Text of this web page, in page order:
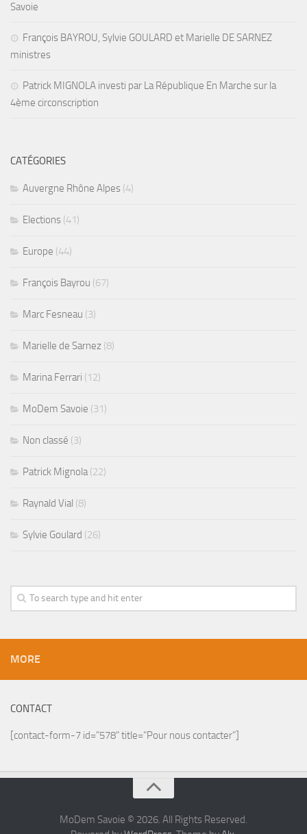
Savoie
François BAYROU, Sylvie GOULARD et Marielle DE SARNEZ
ministres
Patrick MIGNOLA investi par La République En Marche sur la
4ème circonscription
CATÉGORIES
Auvergne Rhône Alpes (4)
Elections (41)
Europe (44)
François Bayrou (67)
Marc Fesneau (3)
Marielle de Sarnez (8)
Marina Ferrari (12)
MoDem Savoie (31)
Non classé (3)
Patrick Mignola(22)
Raynald Vial (8)
Sylvie Goulard (26)
MORE
CONTACT
[contact-form-7 id="578" title="Pour nous contacter"]
MoDem Savoie © 2026. All Rights Reserved.